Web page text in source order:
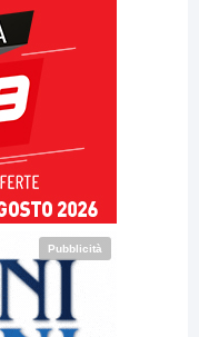
Pubblicità